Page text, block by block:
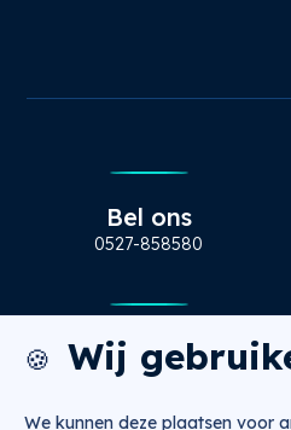
Bel ons
0527-858580
Mail ons
info@nugtr.nl
🍪 Wij
We kunnen deze plaatsen voor